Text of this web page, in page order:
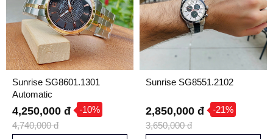
Sunrise SG8601.1301
Automatic
4,250,000 đ -10%
4,740,000 đ
Sunrise SG8551.2102
2,850,000 đ -21%
3,650,000 đ